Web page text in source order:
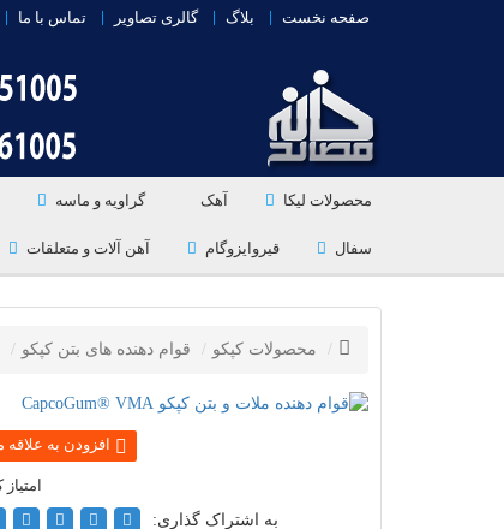
صفحه نخست بلاگ گالری تصاویر تماس با ما
محصولات لیکا آهک گراویه و ماسه
سفال قیروایزوگام آهن آلات و متعلقات
محصولات کپکو قوام دهنده های بتن کپکو
به اشتراک گذاری: